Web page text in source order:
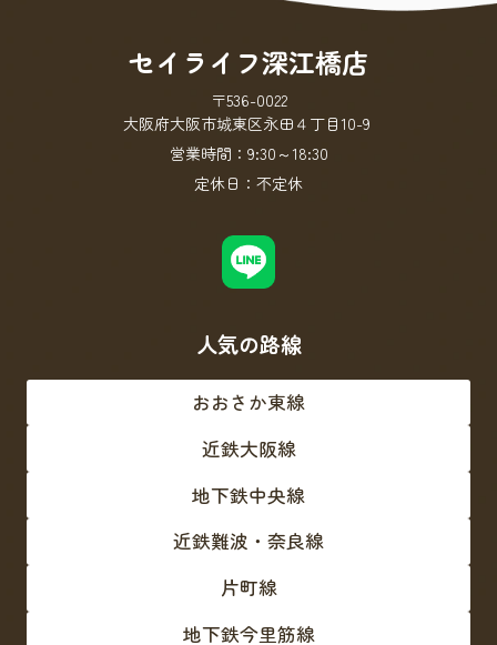
セイライフ深江橋店
〒536-0022
大阪府大阪市城東区永田４丁目10-9
営業時間： 9:30～18:30
定休日： 不定休
人気の路線
おおさか東線
近鉄大阪線
地下鉄中央線
近鉄難波・奈良線
片町線
地下鉄今里筋線